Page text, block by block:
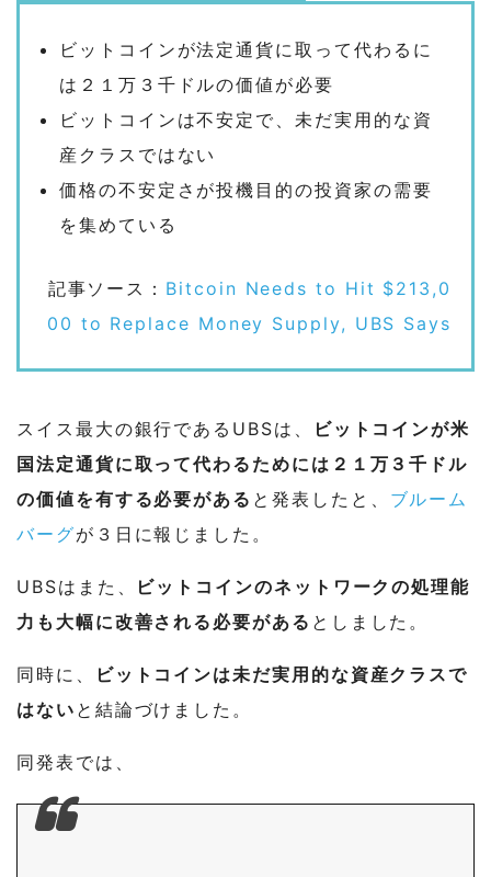
ビットコインが法定通貨に取って代わるに
は２１万３千ドルの価値が必要
ビットコインは不安定で、未だ実用的な資
産クラスではない
価格の不安定さが投機目的の投資家の需要
を集めている
記事ソース： Bitcoin Needs to Hit $213,0
00 to Replace Money Supply, UBS Says
スイス最大の銀行であるUBSは、
ビットコインが米
国法定通貨に取って代わるためには２１万３千ドル
の価値を有する必要がある と発表したと、 ブルーム
バーグが３日に報じました。
UBSはまた、
ビットコインのネットワークの処理能
力も大幅に改善される必要がある としました。
同時に、
ビットコインは未だ実用的な資産クラスで
はない と結論づけました。
同発表では、